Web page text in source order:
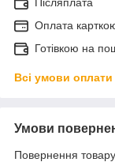
Оплата
Готівкою на
Всі умови оплати
Умови
Повернення